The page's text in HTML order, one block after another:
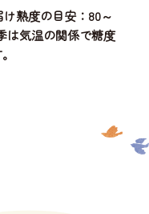
熟度の目安：80～
気温の関係で糖度